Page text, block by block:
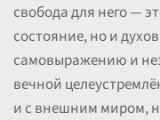
свобода для него —
состояние, но и
самовыражению и
вечной
и с внешним миром,